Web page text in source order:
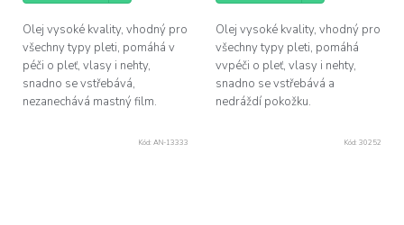
Olej vysoké kvality, vhodný pro
všechny typy pleti, pomáhá v
péči o pleť, vlasy i nehty,
snadno se vstřebává,
nezanechává mastný film.
Olej vysoké kvality, vhodný pro
všechny typy pleti, pomáhá
vvpéči o pleť, vlasy i nehty,
snadno se vstřebává a
nedráždí pokožku.
Kód: AN-13333 Kód: 30252